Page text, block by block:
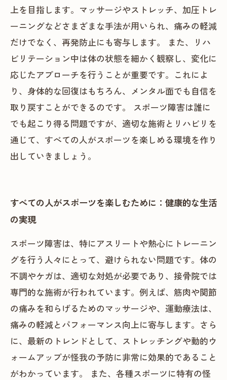
上を目指します。マッサージやストレッチ、加圧トレ
ーニングなどさまざまな手法が用いられ、痛みの軽減
だけでなく、再発防止にも寄与します。 また、リハ
ビリテーション中は体の状態を細かく観察し、変化に
応じたアプローチを行うことが重要です。これによ
り、身体的な回復はもちろん、メンタル面でも自信を
取り戻すことができるのです。 スポーツ障害は誰に
でも起こり得る問題ですが、適切な施術とリハビリを
通じて、すべての人がスポーツを楽しめる環境を作り
出していきましょう。
すべての人がスポーツを楽しむために：健康的な生活
の実現
スポーツ障害は、特にアスリートや熱心にトレーニン
グを行う人々にとって、避けられない問題です。体の
不調やケガは、適切な対処が必要であり、接骨院では
専門的な施術が行われています。例えば、筋肉や関節
の痛みを和らげるためのマッサージや、運動療法は、
痛みの軽減とパフォーマンス向上に寄与します。さら
に、最新のトレンドとして、ストレッチングや動的ウ
ォームアップが怪我の予防に非常に効果的であること
がわかっています。 また、各種スポーツに特有の怪